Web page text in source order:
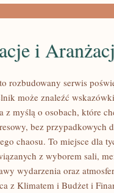
i
rozbudowany serwis
może znaleźć
z myślą o osobach, które
bez przypadkowych
chaosu. To miejsce dla
z wyborem sali,
wydarzenia oraz
z Klimatem i Budżet i